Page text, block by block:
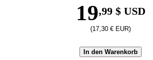
19,99 $ USD
(17,30 € EUR)
In den Warenkorb